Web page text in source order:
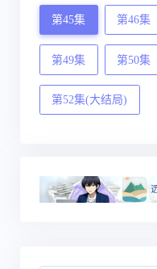
第45集 第46集
第49集 第50集
第52集(大结局)